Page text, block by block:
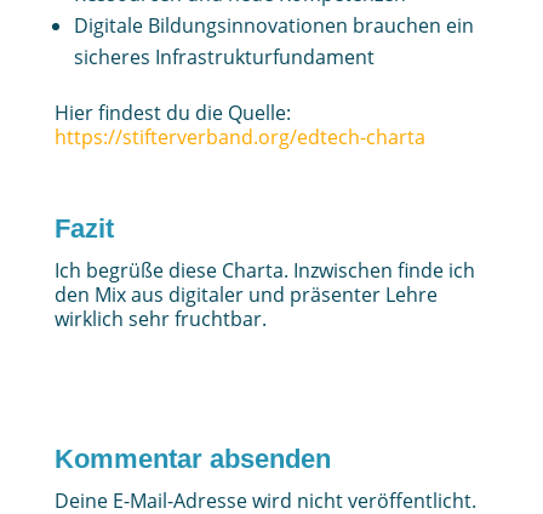
Digitale Bildungsinnovationen brauchen ein
sicheres Infrastrukturfundament
Hier findest du die Quelle:
https://stifterverband.org/edtech-charta
Fazit
Ich begrüße diese Charta. Inzwischen finde ich
den Mix aus digitaler und präsenter Lehre
wirklich sehr fruchtbar.
Kommentar absenden
Deine E-Mail-Adresse wird nicht veröffentlicht.